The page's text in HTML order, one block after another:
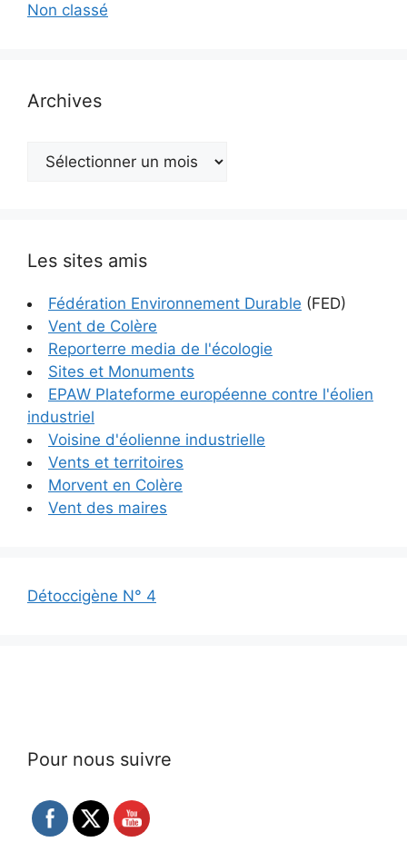
Non classé
Archives
Archives
Les sites amis
Fédération Environnement Durable (FED)
Vent de Colère
Reporterre media de l'écologie
Sites et Monuments
EPAW Plateforme européenne contre l'éolien
industriel
Voisine d'éolienne industrielle
Vents et territoires
Morvent en Colère
Vent des maires
Détoccigène N° 4
Pour nous suivre